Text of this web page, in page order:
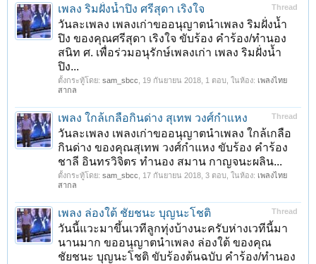
Thread
เพลง ริมฝั่งน้ำปิง ศรีสุดา เริงใจ
วันละเพลง เพลงเก่าขออนุญาตนำเพลง ริมฝั่งน้ำ
ปิง ของคุณศรีสุดา เริงใจ ขับร้อง คำร้อง/ทำนอง
สนิท ศ. เพื่อร่วมอนุรักษ์เพลงเก่า เพลง ริมฝั่งน้ำ
ปิง...
ตั้งกระทู้โดย: sam_sbcc 19 กันยายน 2018 , 1 ตอบ, ในห้อง: เพลงไทย
สากล
Thread
เพลง ใกล้เกลือกินด่าง สุเทพ วงศ์กำแหง
วันละเพลง เพลงเก่าขออนุญาตนำเพลง ใกล้เกลือ
กินด่าง ของคุณสุเทพ วงศ์กำแหง ขับร้อง คำร้อง
ชาลี อินทรวิจิตร ทำนอง สมาน กาญจนะผลิน...
ตั้งกระทู้โดย: sam_sbcc 17 กันยายน 2018 , 3 ตอบ, ในห้อง: เพลงไทย
สากล
Thread
เพลง ล่องใต้ ชัยชนะ บุญนะโชติ
วันนี้แวะมาขึ้นเวทีลูกทุ่งบ้างนะครับห่างเวทีนี้มา
นานมาก ขออนุญาตนำเพลง ล่องใต้ ของคุณ
ชัยชนะ บุญนะโชติ ขับร้องต้นฉบับ คำร้อง/ทำนอง
2 3 4 5 6 → 22 ถัดไป >